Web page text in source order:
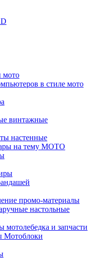
мото
в стиле мото
винтажные
настенные
на тему МОТО
промо-материалы
настольные
мотолебедка и запчасти
Мотоблоки